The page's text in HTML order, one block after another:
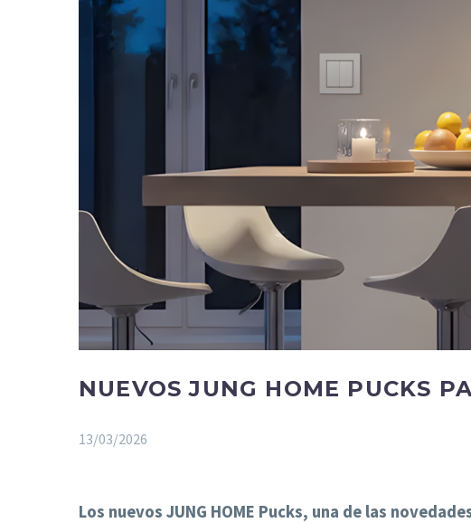
NUEVOS JUNG HOME PUCKS
13/03/2026
Los nuevos JUNG HOME Pucks, una de las